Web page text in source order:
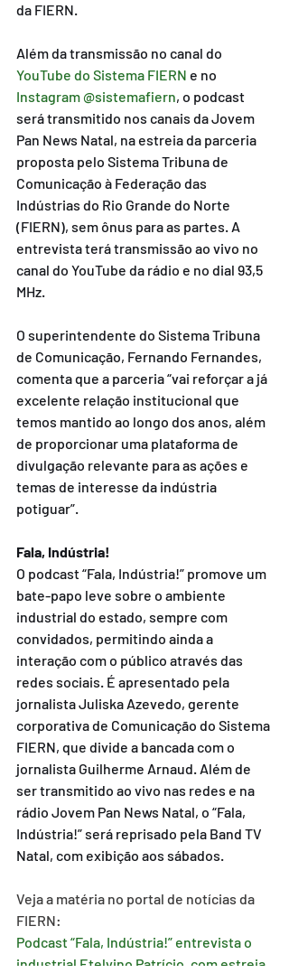
da FIERN.
Além da transmissão no canal do
YouTube do Sistema FIERN e no
Instagram @sistemafiern, o podcast
será transmitido nos canais da Jovem
Pan News Natal, na estreia da parceria
proposta pelo Sistema Tribuna de
Comunicação à Federação das
Indústrias do Rio Grande do Norte
(FIERN), sem ônus para as partes. A
entrevista terá transmissão ao vivo no
canal do YouTube da rádio e no dial 93,5
MHz.
O superintendente do Sistema Tribuna
de Comunicação, Fernando Fernandes,
comenta que a parceria “vai reforçar a já
excelente relação institucional que
temos mantido ao longo dos anos, além
de proporcionar uma plataforma de
divulgação relevante para as ações e
temas de interesse da indústria
potiguar”.
Fala, Indústria!
O podcast “Fala, Indústria!” promove um
bate-papo leve sobre o ambiente
industrial do estado, sempre com
convidados, permitindo ainda a
interação com o público através das
redes sociais. É apresentado pela
jornalista Juliska Azevedo, gerente
corporativa de Comunicação do Sistema
FIERN, que divide a bancada com o
jornalista Guilherme Arnaud. Além de
ser transmitido ao vivo nas redes e na
rádio Jovem Pan News Natal, o “Fala,
Indústria!” será reprisado pela Band TV
Natal, com exibição aos sábados.
Veja a matéria no portal de notícias da
FIERN:
Podcast “Fala, Indústria!” entrevista o
industrial Etelvino Patrício, com estreia